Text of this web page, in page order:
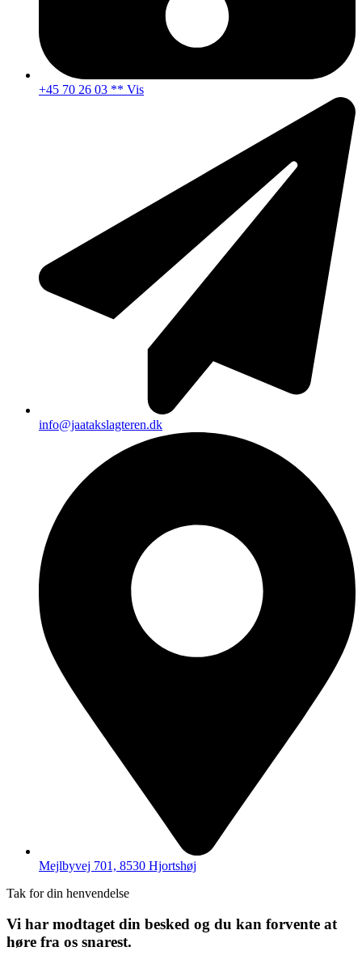
+45 70 26 03 ** Vis
info@jaatakslagteren.dk
Mejlbyvej 701, 8530 Hjortshøj
Tak for din henvendelse
Vi har modtaget din besked og du kan forvente at
høre fra os snarest.